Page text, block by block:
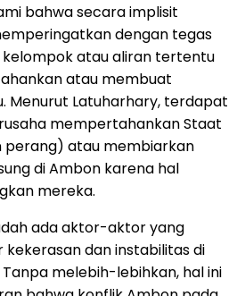
bahwa secara implisit
dengan tegas
atau aliran tertentu
atau membuat
Menurut Latuharhary, terdapat
mempertahankan Staat
perang) atau membiarkan
di Ambon karena hal
mereka.
ada aktor-aktor yang
dan instabilitas di
melebih-lebihkan, hal ini